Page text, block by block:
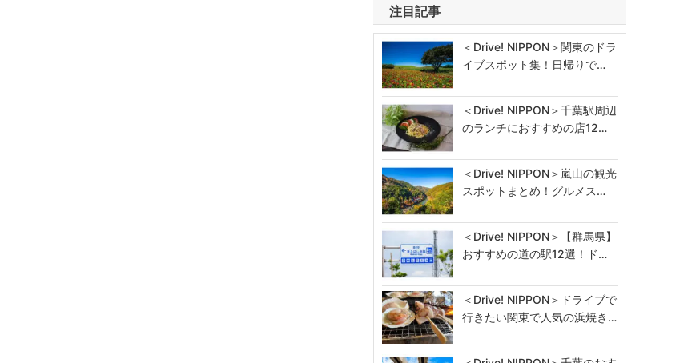
注目記事
＜Drive! NIPPON＞関東のドラ
イブスポット集！日帰りで…
＜Drive! NIPPON＞千葉駅周辺
のランチにおすすめの店12…
＜Drive! NIPPON＞嵐山の観光
スポットまとめ！グルメス…
＜Drive! NIPPON＞【群馬県】
おすすめの道の駅12選！ド…
＜Drive! NIPPON＞ドライブで
行きたい関東で人気の浜焼き…